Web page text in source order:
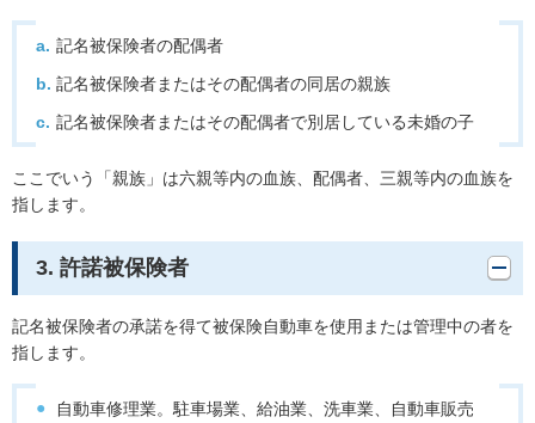
記名被保険者の配偶者
記名被保険者またはその配偶者の同居の親族
記名被保険者またはその配偶者で別居している未婚の子
ここでいう「親族」は六親等内の血族、配偶者、三親等内の血族を
指します。
3. 許諾被保険者
記名被保険者の承諾を得て被保険自動車を使用または管理中の者を
指します。
自動車修理業。駐車場業、給油業、洗車業、自動車販売